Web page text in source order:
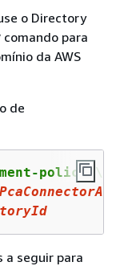
o Directory
comando para
da AWS
de
policy \
a seguir para